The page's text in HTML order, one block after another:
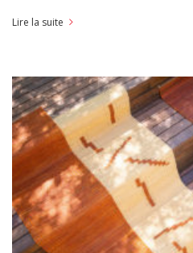
Lire la suite